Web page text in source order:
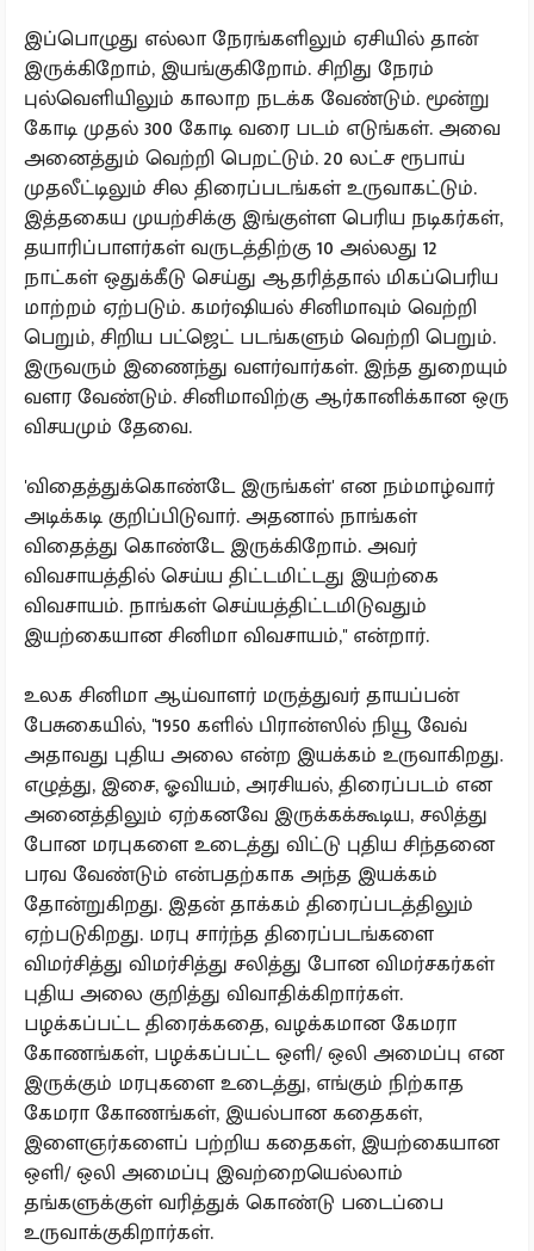
இப்பொழுது எல்லா நேரங்களிலும் ஏசியில் தான்
இருக்கிறோம், இயங்குகிறோம். சிறிது நேரம்
புல்வெளியிலும் காலாற நடக்க வேண்டும். மூன்று
கோடி முதல் 300 கோடி வரை படம் எடுங்கள். அவை
அனைத்தும் வெற்றி பெறட்டும். 20 லட்ச ரூபாய்
முதலீட்டிலும் சில திரைப்படங்கள் உருவாகட்டும்.
இத்தகைய முயற்சிக்கு இங்குள்ள பெரிய நடிகர்கள்,
தயாரிப்பாளர்கள் வருடத்திற்கு 10 அல்லது 12
நாட்கள் ஒதுக்கீடு செய்து ஆதரித்தால் மிகப்பெரிய
மாற்றம் ஏற்படும். கமர்ஷியல் சினிமாவும் வெற்றி
பெறும், சிறிய பட்ஜெட் படங்களும் வெற்றி பெறும்.
இருவரும் இணைந்து வளர்வார்கள். இந்த துறையும்
வளர வேண்டும். சினிமாவிற்கு ஆர்கானிக்கான ஒரு
விசயமும் தேவை.
'விதைத்துக்கொண்டே இருங்கள்' என நம்மாழ்வார்
அடிக்கடி குறிப்பிடுவார். அதனால் நாங்கள்
விதைத்து கொண்டே இருக்கிறோம். அவர்
விவசாயத்தில் செய்ய திட்டமிட்டது இயற்கை
விவசாயம். நாங்கள் செய்யத்திட்டமிடுவதும்
இயற்கையான சினிமா விவசாயம்,'' என்றார்.
உலக சினிமா ஆய்வாளர் மருத்துவர் தாயப்பன்
பேசுகையில், ''1950 களில் பிரான்ஸில் நியூ வேவ்
அதாவது புதிய அலை என்ற இயக்கம் உருவாகிறது.
எழுத்து, இசை, ஓவியம், அரசியல், திரைப்படம் என
அனைத்திலும் ஏற்கனவே இருக்கக்கூடிய, சலித்து
போன மரபுகளை உடைத்து விட்டு புதிய சிந்தனை
பரவ வேண்டும் என்பதற்காக அந்த இயக்கம்
தோன்றுகிறது.‌ இதன் தாக்கம் திரைப்படத்திலும்
ஏற்படுகிறது. மரபு சார்ந்த திரைப்படங்களை
விமர்சித்து விமர்சித்து சலித்து போன விமர்சகர்கள்
புதிய அலை குறித்து விவாதிக்கிறார்கள்.
பழக்கப்பட்ட திரைக்கதை, வழக்கமான கேமரா
கோணங்கள், பழக்கப்பட்ட ஒளி/ ஒலி அமைப்பு என
இருக்கும் மரபுகளை உடைத்து, எங்கும் நிற்காத
கேமரா கோணங்கள், இயல்பான கதைகள்,
இளைஞர்களைப் பற்றிய கதைகள், இயற்கையான
ஒளி/ ஒலி அமைப்பு இவற்றையெல்லாம்
தங்களுக்குள் வரித்துக் கொண்டு படைப்பை
உருவாக்குகிறார்கள்.